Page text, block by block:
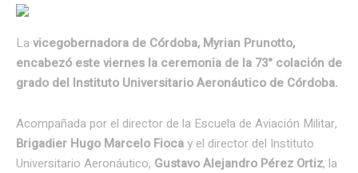
La vicegobernadora de Córdoba, Myrian Prunotto,
encabezó este viernes la ceremonia de la 73° colación de
grado del Instituto Universitario Aeronáutico de Córdoba.
Acompañada por el director de la Escuela de Aviación Militar,
Brigadier Hugo Marcelo Fiocay el director del Instituto
Universitario Aeronáutico, Gustavo Alejandro Pérez Ortiz, la